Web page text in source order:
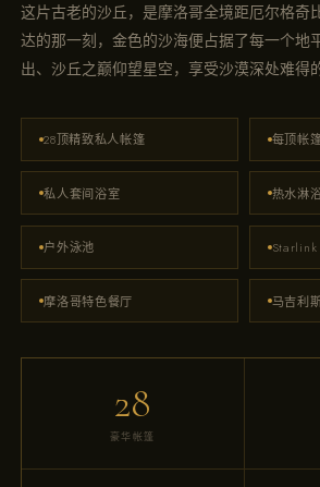
这片古老的沙丘，是摩洛哥全境距厄尔格奇
达的那一刻，金色的沙海便占据了每一个
出、沙丘之巅仰望星空，享受沙漠深处难得
28顶精致私人帐篷 每顶帐
私人套间浴室 热水淋
户外泳池 Starlink
摩洛哥特色餐厅 马吉利
28
豪华帐篷